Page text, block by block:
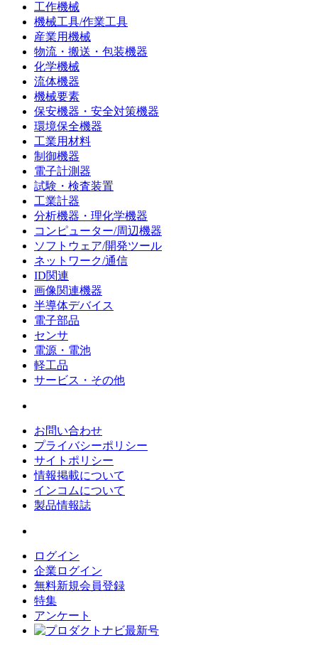
工作機械
機械工具/作業工具
産業用機械
物流・搬送・包装機器
化学機械
流体機器
機械要素
保安機器・安全対策機器
環境保全機器
工業用材料
制御機器
電子計測器
試験・検査装置
工業計器
分析機器・理化学機器
コンピューター/周辺機器
ソフトウェア/開発ツール
ネットワーク/通信
ID関連
画像関連機器
半導体デバイス
電子部品
センサ
電源・電池
軽工品
サービス・その他
お問い合わせ
プライバシーポリシー
サイトポリシー
情報掲載について
インコムについて
製品情報誌
ログイン
企業ログイン
無料新規会員登録
特集
アンケート